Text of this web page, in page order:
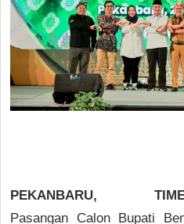
PEKANBARU,
Pasangan Calon Bupati